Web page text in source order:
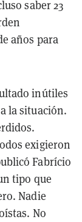
saber 23
años para
inútiles
la situación.
exigieron
Fabrício
tipo que
Nadie
No